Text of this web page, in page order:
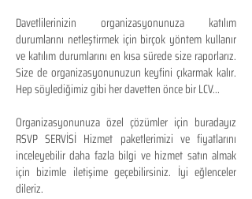
Davetlilerinizin organizasyonunuza katılım
durumlarını netleştirmek için birçok yöntem kullanır
ve katılım durumlarını en kısa sürede size raporlarız.
Size de organizasyonunuzun keyfini çıkarmak kalır.
Hep söylediğimiz gibi her davetten önce bir LCV...
Organizasyonunuza özel çözümler için buradayız
RSVP SERVİSİ Hizmet paketlerimizi ve fiyatlarını
inceleyebilir daha fazla bilgi ve hizmet satın almak
için bizimle iletişime geçebilirsiniz. İyi eğlenceler
dileriz.